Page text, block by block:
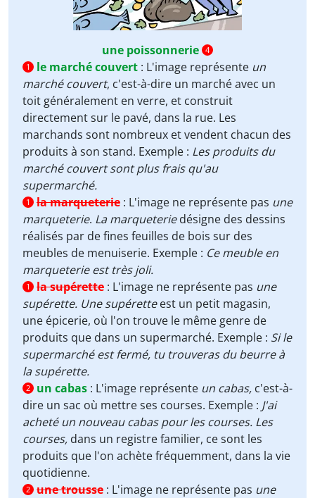
une poissonnerie 4
1
le marché couvert : L'image représente un
marché couvert, c'est-à-dire un marché avec un
toit généralement en verre, et construit
directement sur le pavé, dans la rue. Les
marchands sont nombreux et vendent chacun des
produits à son stand. Exemple : Les produits du
marché couvert sont plus frais qu'au
supermarché.
1 la marqueterie : L'image ne représente pas une
marqueterie. La marqueteriedésigne des dessins
réalisés par de fines feuilles de bois sur des
meubles de menuiserie. Exemple : Ce meuble en
marqueterie est très joli.
1 la supérette : L'image ne représente pas une
supérette. Une supéretteest un petit magasin,
une épicerie, où l'on trouve le même genre de
produits que dans un supermarché. Exemple : Si le
supermarché est fermé, tu trouveras du beurre à
la supérette.
2 un cabas : L'image représente un cabas, c'est-à-
dire un sac où mettre ses courses. Exemple : J'ai
acheté un nouveau cabas pour les courses. Les
courses, dans un registre familier, ce sont les
produits que l'on achète fréquemment, dans la vie
quotidienne.
2 une trousse : L'image ne représente pas une